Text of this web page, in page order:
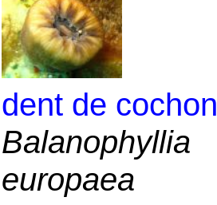
dent de cochon
Balanophyllia
europaea